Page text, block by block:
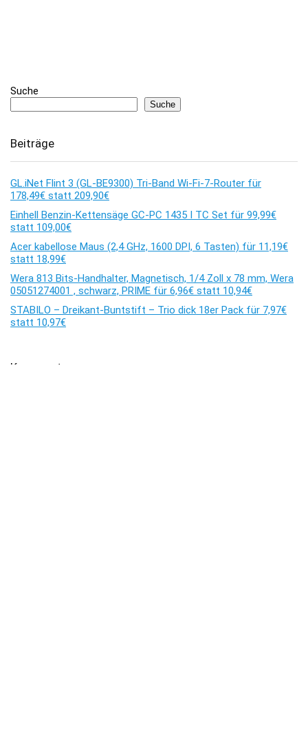
Suche
Suche
Beiträge
GL.iNet Flint 3 (GL-BE9300) Tri-Band Wi-Fi-7-Router für
178,49€ statt 209,90€
Einhell Benzin-Kettensäge GC-PC 1435 I TC Set für 99,99€
statt 109,00€
Acer kabellose Maus (2,4 GHz, 1600 DPI, 6 Tasten) für 11,19€
statt 18,99€
Wera 813 Bits-Handhalter, Magnetisch, 1/4 Zoll x 78 mm, Wera
05051274001 , schwarz, PRIME für 6,96€ statt 10,94€
STABILO – Dreikant-Buntstift – Trio dick 18er Pack für 7,97€
statt 10,97€
Kommentare